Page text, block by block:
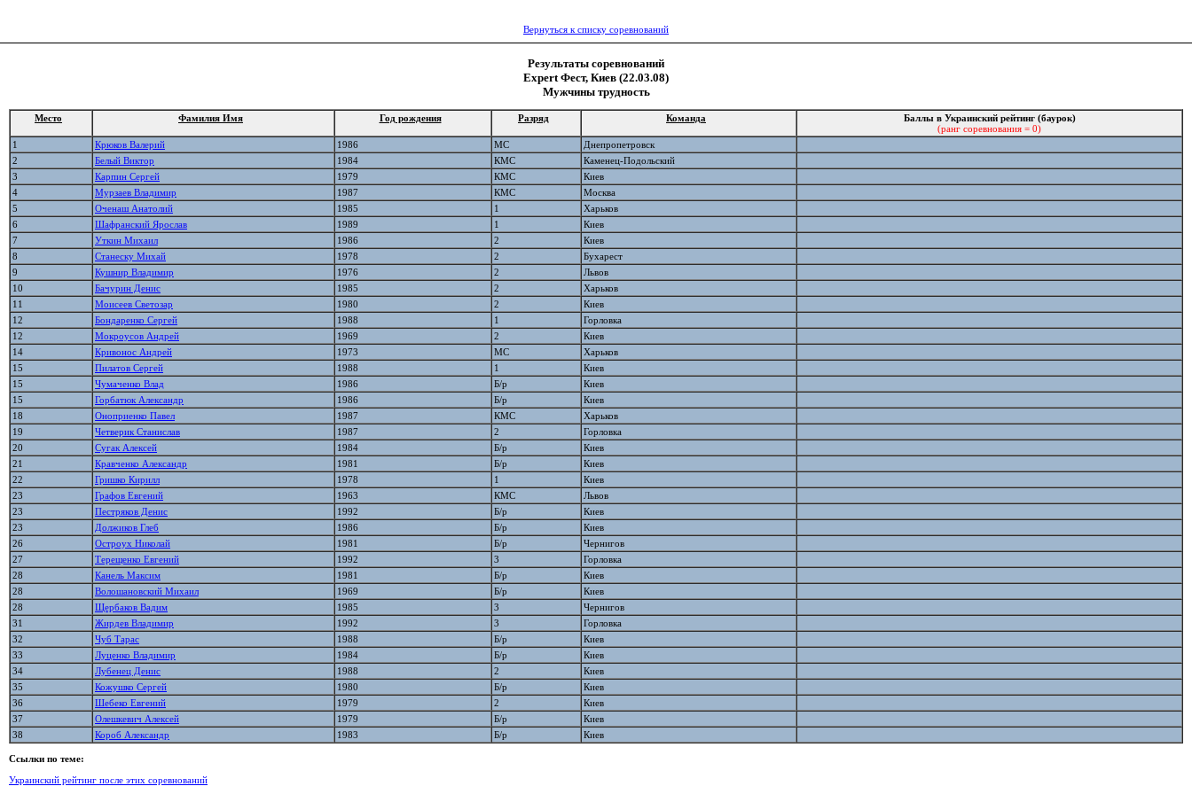
Вернуться к списку соревнований
Результаты соревнований
Expert Фест, Киев (22.03.08)
Мужчины трудность
Место Фамилия Имя Год рождения Разряд Команда
Баллы в Украинский рейтинг (баурок)
(ранг соревнования = 0)
1
Крюков Валерий 1986 МС
Днепропетровск
2
Белый Виктор 1984 КМС
Каменец-Подольский
3
Карпин Сергей 1979 КМС
Киев
4
Мурзаев Владимир 1987 КМС
Москва
5
Оченаш Анатолий 1985 1
Харьков
6
Шафранский Ярослав 1989 1
Киев
7
Уткин Михаил 1986 2
Киев
8
Станеску Михай 1978 2
Бухарест
9
Кушнир Владимир 1976 2
Львов
10
Бачурин Денис 1985 2
Харьков
11
Моисеев Светозар 1980 2
Киев
12
Бондаренко Сергей 1988 1
Горловка
12
Мокроусов Андрей 1969 2
Киев
14
Кривонос Андрей 1973 МС
Харьков
15
Пилатов Сергей 1988 1
Киев
15
Чумаченко Влад 1986 Б/р
Киев
15
Горбатюк Александр 1986 Б/р
Киев
18
Оноприенко Павел 1987 КМС
Харьков
19
Четверик Станислав 1987 2
Горловка
20
Сугак Алексей 1984 Б/р
Киев
21
Кравченко Александр 1981 Б/р
Киев
22
Гришко Кирилл 1978 1
Киев
23
Графов Евгений 1963 КМС
Львов
23
Пестряков Денис 1992 Б/р
Киев
23
Должиков Глеб 1986 Б/р
Киев
26
Остроух Николай 1981 Б/р
Чернигов
27
Терещенко Евгений 1992 3
Горловка
28
Канель Максим 1981 Б/р
Киев
28
Волошановский Михаил 1969 Б/р
Киев
28
Щербаков Вадим 1985 3
Чернигов
31
Жирдев Владимир 1992 3
Горловка
32
Чуб Тарас 1988 Б/р
Киев
33
Луценко Владимир 1984 Б/р
Киев
34
Лубенец Денис 1988 2
Киев
35
Кожушко Сергей 1980 Б/р
Киев
36
Шебеко Евгений 1979 2
Киев
37
Олешкевич Алексей 1979 Б/р
Киев
38
Короб Александр 1983 Б/р Киев
Ссылки по теме:
Украинский рейтинг после этих соревнований